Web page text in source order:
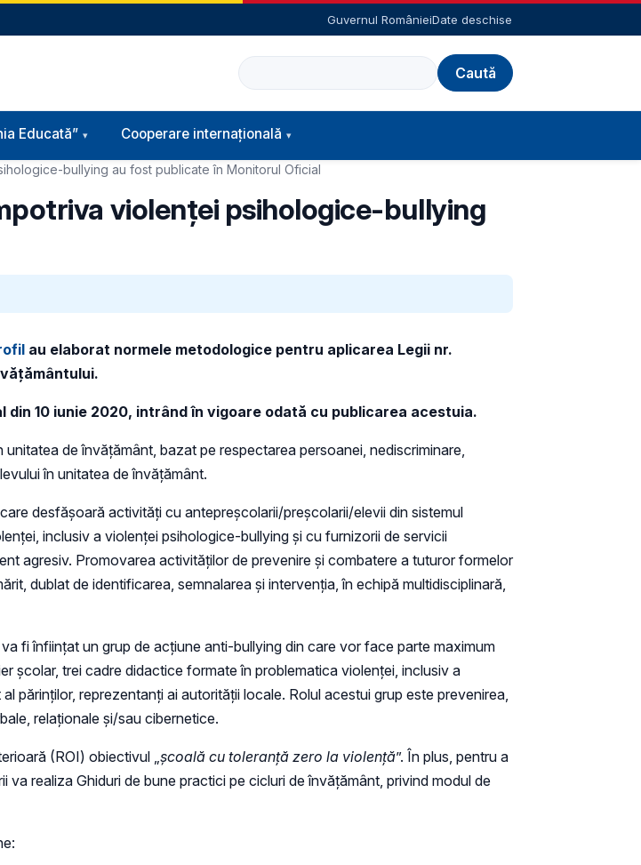
Guvernul RomânieiDate deschise
Caută
Educată” Cooperare internațională
bullying au fost publicate în Monitorul Oficial
violenței psihologice-bullying
au elaborat normele metodologice pentru aplicarea Legii nr.
din 10 iunie 2020, intrând în vigoare odată cu publicarea acestuia.
de învățământ, bazat pe respectarea persoanei, nediscriminare,
în unitatea de învățământ.
desfășoară activități cu antepreșcolarii/preșcolarii/elevii din sistemul
inclusiv a violenței psihologice-bullying și cu furnizorii de servicii
agresiv. Promovarea activităților de prevenire și combatere a tuturor formelor
dublat de identificarea, semnalarea și intervenția, în echipă multidisciplinară,
fi înființat un grup de acțiune anti-bullying din care vor face parte maximum
școlar, trei cadre didactice formate în problematica violenței, inclusiv a
părinților, reprezentanți ai autorității locale. Rolul acestui grup este prevenirea,
relaționale și/sau cibernetice.
(ROI) obiectivul „școală cu toleranță zero la violență”. În plus, pentru a
realiza Ghiduri de bune practici pe cicluri de învățământ, privind modul de